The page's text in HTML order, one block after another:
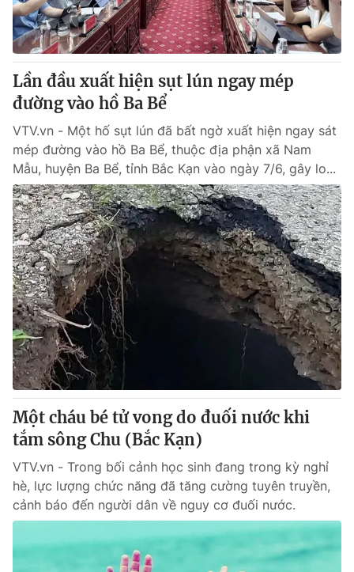
Lần đầu xuất hiện sụt lún ngay mép
đường vào hồ Ba Bể
VTV.vn - Một hố sụt lún đã bất ngờ xuất hiện ngay sát
mép đường vào hồ Ba Bể, thuộc địa phận xã Nam
Mẫu, huyện Ba Bể, tỉnh Bắc Kạn vào ngày 7/6, gây lo...
Một cháu bé tử vong do đuối nước khi
tắm sông Chu (Bắc Kạn)
VTV.vn - Trong bối cảnh học sinh đang trong kỳ nghỉ
hè, lực lượng chức năng đã tăng cường tuyên truyền,
cảnh báo đến người dân về nguy cơ đuối nước.